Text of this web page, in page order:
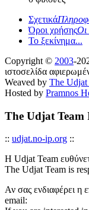
Σχετικά
Όροι χρήσηςΟι
Το ξεκίνημα...
Copyright © 2003-
ιστοσελίδα
Weaved by The Udjat
Hosted by Pramnos
The Udjat Team
:: udjat.no-ip.org ::
Η Udjat Team
The Udjat Team is
Αν σας ενδιαφέρει η
email: